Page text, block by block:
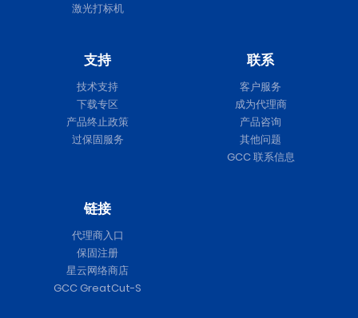
激光打标机
支持
技术支持
下载专区
产品终止政策
过保固服务
联系
客户服务
成为代理商
产品咨询
其他问题
GCC 联系信息
链接
代理商入口
保固注册
星云网络商店
GCC GreatCut-S